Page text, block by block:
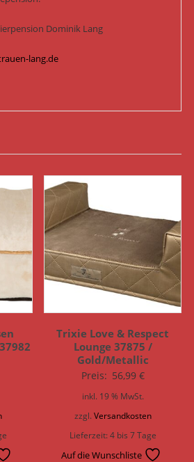
Dominik Lang
lang.de
Trixie Love & Respect
Lounge 37875 /
Gold/Metallic
Preis: 56,99 €
inkl. 19 % MwSt.
zzgl. Versandkosten
Lieferzeit:4 bis 7 Tage
Auf die Wunschliste